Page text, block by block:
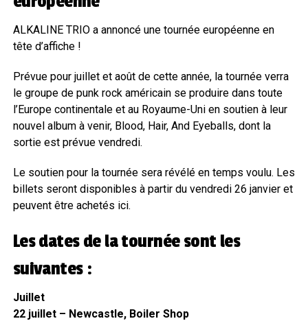
ALKALINE TRIO a annoncé une tournée européenne en
tête d’affiche !
Prévue pour juillet et août de cette année, la tournée verra
le groupe de punk rock américain se produire dans toute
l’Europe continentale et au Royaume-Uni en soutien à leur
nouvel album à venir, Blood, Hair, And Eyeballs, dont la
sortie est prévue vendredi.
Le soutien pour la tournée sera révélé en temps voulu. Les
billets seront disponibles à partir du vendredi 26 janvier et
peuvent être achetés ici.
Les dates de la tournée sont les
suivantes :
Juillet
22 juillet – Newcastle, Boiler Shop